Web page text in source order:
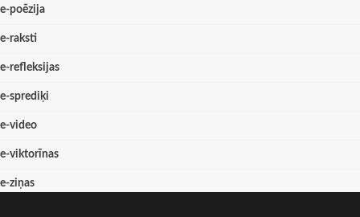
e-poēzija
e-raksti
e-refleksijas
e-sprediķi
e-video
e-viktorīnas
e-ziņas